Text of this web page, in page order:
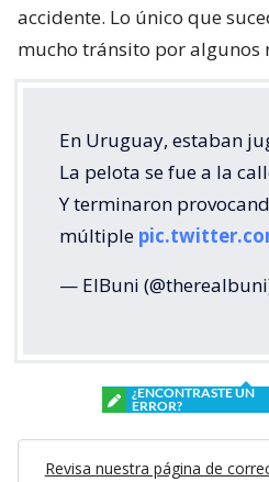
accidente. Lo único que
mucho tránsito por algunos
En Uruguay, estaban
La pelota se fue a la
Y terminaron
múltiple
— ElBuni
¿ENCONTRASTE UN
ERROR?
Revisa nuestra página de